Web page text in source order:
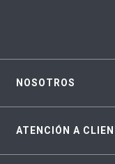
NOSOTROS
ATENCIÓN A